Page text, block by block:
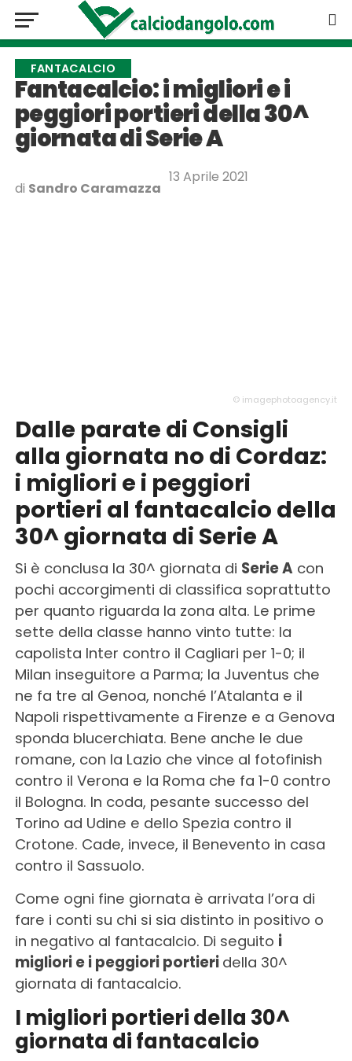
FANTACALCIO
Fantacalcio: i migliori e i
peggiori portieri della 30^
giornata di Serie A
di Sandro Caramazza
13 Aprile 2021
© imagephotoagency.it
Dalle parate di Consigli
alla giornata no di Cordaz:
i migliori e i peggiori
portieri al fantacalcio della
30^ giornata di Serie A
Si è conclusa la 30^ giornata di Serie A con
pochi accorgimenti di classifica soprattutto
per quanto riguarda la zona alta. Le prime
sette della classe hanno vinto tutte: la
capolista Inter contro il Cagliari per 1-0; il
Milan inseguitore a Parma; la Juventus che
ne fa tre al Genoa, nonché l’Atalanta e il
Napoli rispettivamente a Firenze e a Genova
sponda blucerchiata. Bene anche le due
romane, con la Lazio che vince al fotofinish
contro il Verona e la Roma che fa 1-0 contro
il Bologna. In coda, pesante successo del
Torino ad Udine e dello Spezia contro il
Crotone. Cade, invece, il Benevento in casa
contro il Sassuolo.
Come ogni fine giornata è arrivata l’ora di
fare i conti su chi si sia distinto in positivo o
in negativo al fantacalcio. Di seguito i
migliori e i peggiori portieri della 30^
giornata di fantacalcio.
I migliori portieri della 30^
giornata di fantacalcio